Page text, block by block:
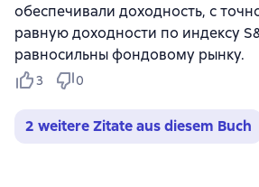
обеспечивали доходность, с
равную доходности по индексу
равносильны фондовому рынку.
3 0
2 weitere Zitate aus diesem Buch